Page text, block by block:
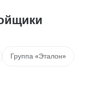
Группа «Эталон»